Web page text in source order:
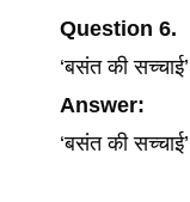
Question 6.
‘बसंत की
Answer:
‘बसंत की